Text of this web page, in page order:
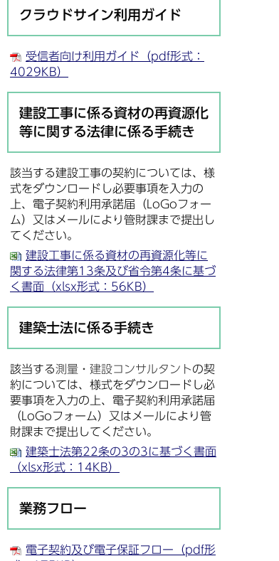
クラウドサイン利用ガイド
受信者向け利用ガイド（pdf形式：
4029KB）
建設工事に係る資材の再資源化
等に関する法律に係る手続き
該当する建設工事の契約については、様
式をダウンロードし必要事項を入力の
上、電子契約利用承諾届（LoGoフォー
ム）又はメールにより管財課まで提出し
てください。
建設工事に係る資材の再資源化等に
関する法律第13条及び省令第4条に基づ
く書面（xlsx形式：56KB）
建築士法に係る手続き
該当する測量・建設コンサルタントの契
約については、様式をダウンロードし必
要事項を入力の上、電子契約利用承諾届
（LoGoフォーム）又はメールにより管
財課まで提出してください。
建築士法第22条の3の3に基づく書面
（xlsx形式：14KB）
業務フロー
電子契約及び電子保証フロー（pdf形